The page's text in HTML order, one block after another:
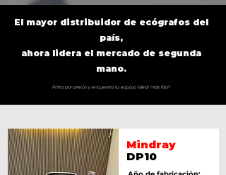
El mayor distribuidor de ecógrafos del
país,
ahora lidera el mercado de segunda
mano.
Filtra por precio y encuentra tu equipo ideal más fácil
Mindray
DP10